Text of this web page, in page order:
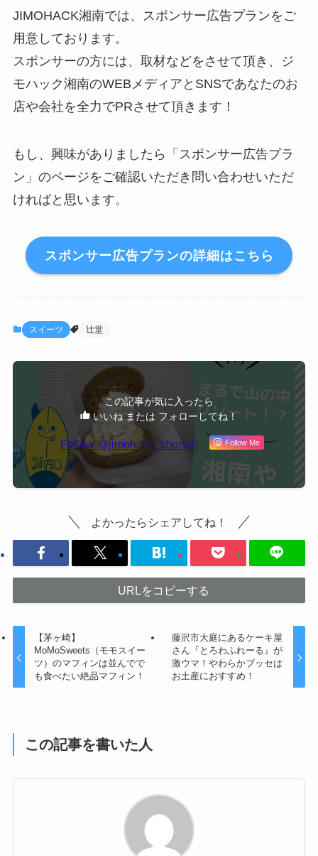
JIMOHACK湘南では、スポンサー広告プランをご
用意しております。
スポンサーの方には、取材などをさせて頂き、ジ
モハック湘南のWEBメディアとSNSであなたのお
店や会社を全力でPRさせて頂きます！
もし、興味がありましたら「スポンサー広告プラ
ン」のページをご確認いただき問い合わせいただ
ければと思います。
スポンサー広告プランの詳細はこちら
スイーツ 辻堂
この記事が気に入ったら
いいね または フォローしてね！
Follow @jimohack_shonan Follow Me
よかったらシェアしてね！
URLをコピーする
【茅ヶ崎】
MoMoSweets（モモスイー
ツ）のマフィンは並んでで
も食べたい絶品マフィン！
藤沢市大庭にあるケーキ屋
さん『とろわふれーる』が
激ウマ！やわらかブッセは
お土産におすすめ！
この記事を書いた人